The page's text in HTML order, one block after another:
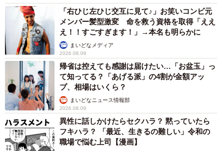
と穏やかに暮らし、同団体を訪れる人たちの癒しの存在と
して活躍しています。スタッフと毎日を過ごし、めご自身
が安心して過ごせていることも、その穏やかな表情につな
がっているように思います。
スタッフは話します。
「私がPETSを始める際、強く思ったことは『ワンコを保
健所に連れて行く前に、うちに相談に来てほしい』『外に
ワンコを置いてくる前に、うちに相談にきてほしい』で
す。
「右ひじ左ひじ交互に見て♪」お笑いコンビ元
メンバー髪型激変 命を救う資格を取得「ええ
え！！すごすぎます！」→本名も明らかに
まいどなメディア
2026.08.09
帰省は控えても感謝は届けたい…「お盆玉」っ
て知ってる？「あげる派」の4割が金額アッ
プ、相場はいくら？
まいどなニュース情報部
2026.08.09
異性に話しかけたらセクハラ？ 黙っていたら
フキハラ？ 「最近、生きるの難しい」令和の
職場で悩む上司【漫画】